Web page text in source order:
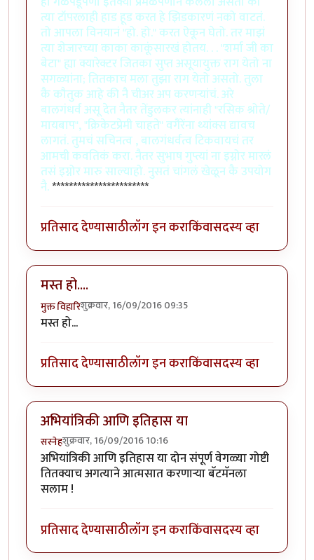
त्या टॉपरलाही हाड हूड करत हे झिडकारणं नको वाटतं.
तो आपला विनयानं "हो. हो." करत ऐकून घेतो. तर माझं
त्या शेजारच्या काका काकूंसारखं होतय. . . "शर्मा जी का
बेटा" ह्या क्यारेक्टर जितका सुप्त असूयायुक्त राग येतो ना
सगळ्यांना; तितकाच मला तुझा राग येतो असतो. तुला
कै कौतुक आहे की नै चीअर अप करणर्‍यांचं. अरे
बालगंधर्व असू देत नैतर तेंडुलकर त्यांनाही "रसिक श्रोते/
मायबाप", "क्रिकेटप्रेमी चाहते" वगैरेंना थ्यांक्स द्यावच
लागतं. तुमचं सचिनत्व , बालगंधर्वत्व टिकवायचं तर
आमची कवतिकं करा. नैतर सुभाष गुप्त्यां ना इग्नोर मारलं
तसं इग्नोर मारु साल्याहो. नुसतं चांगलं खेळून कै उपयोग
नै.***********************
प्रतिसाद देण्यासाठीलॉग इन कराकिंवासदस्य व्हा
मस्त हो....
मुक्त विहारिशुक्रवार, 16/09/2016 09:35
मस्त हो...
प्रतिसाद देण्यासाठीलॉग इन कराकिंवासदस्य व्हा
अभियांत्रिकी आणि इतिहास या
सस्नेहशुक्रवार, 16/09/2016 10:16
अभियांत्रिकी आणि इतिहास या दोन संपूर्ण वेगळ्या गोष्टी
तितक्याच अगत्याने आत्मसात करणाऱ्या बॅटमॅनला
सलाम !
प्रतिसाद देण्यासाठीलॉग इन कराकिंवासदस्य व्हा